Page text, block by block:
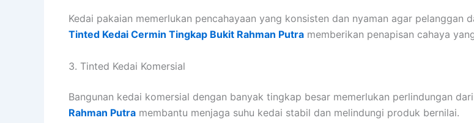
Kedai pakaian memerlukan pencahayaan yang konsisten dan nyaman agar
Tinted Kedai Cermin Tingkap Bukit Rahman Putra memberikan penapisan cahaya
3. Tinted Kedai Komersial
Bangunan kedai komersial dengan banyak tingkap besar memerlukan perlindungan
Rahman Putra membantu menjaga suhu kedai stabil dan melindungi produk bernilai.